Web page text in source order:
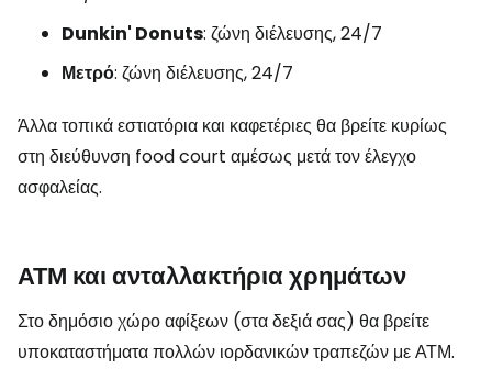
Dunkin' Donuts: ζώνη διέλευσης, 24/7
Μετρό: ζώνη διέλευσης, 24/7
Άλλα τοπικά εστιατόρια και καφετέριες θα βρείτε κυρίως
στη διεύθυνση food court αμέσως μετά τον έλεγχο
ασφαλείας.
ΑΤΜ και ανταλλακτήρια χρημάτων
Στο δημόσιο χώρο αφίξεων (στα δεξιά σας) θα βρείτε
υποκαταστήματα πολλών ιορδανικών τραπεζών με ΑΤΜ.